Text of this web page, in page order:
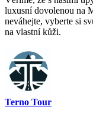
luxusní dovolenou na
neváhejte, vyberte ​si
na vlastní kůži.
Terno Tour